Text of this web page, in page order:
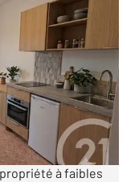
21
ce studio de
à faibles